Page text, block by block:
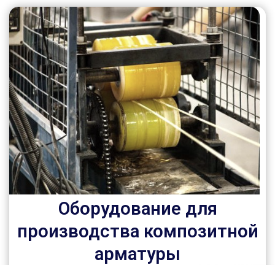
Оборудование для
производства композитной
арматуры